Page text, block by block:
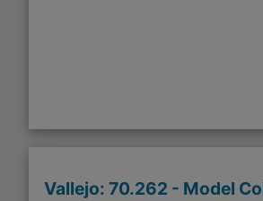
Vallejo: 70.262 - Model